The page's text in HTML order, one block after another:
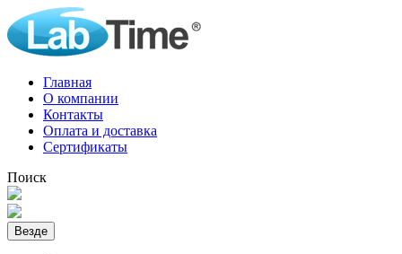
Главная
О компании
Контакты
Оплата и доставка
Сертификаты
Поиск
Везде